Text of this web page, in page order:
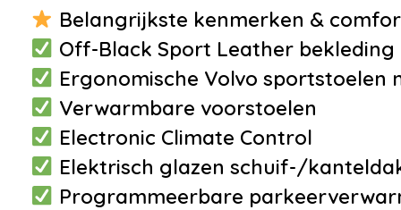
•Buitenspiegels elektrisch
verstelbaar
•Buitenspiegels met
verlichting
•Buitenspiegels
verwarmbaar
•Bumpers in
Belangrijkste kenmerken &
Off-Black Sport Leather
Ergonomische Volvo
Verwarmbare voorstoelen
Electronic Climate Control
Elektrisch glazen schuif-/
Programmeerbare